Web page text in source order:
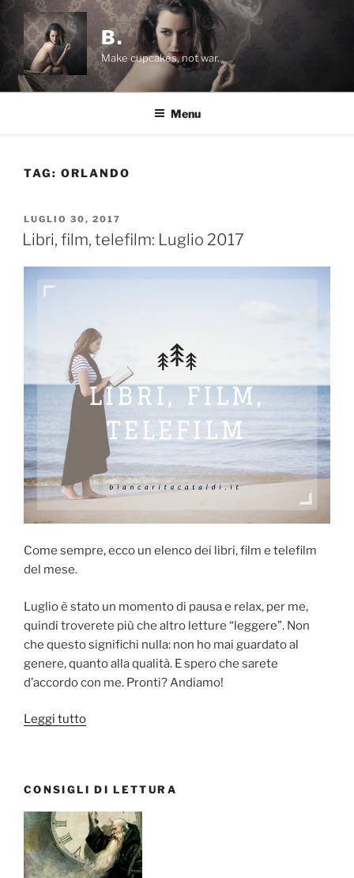
Salta
contenuto
B.
Make cupcakes, not war.
Menu
TAG: ORLANDO
PUBBLICATO
IL
LUGLIO 30, 2017
Libri, film, telefilm: Luglio 2017
Come sempre, ecco un elenco dei libri, film e telefilm
del mese.
Luglio è stato un momento di pausa e relax, per me,
quindi troverete più che altro letture “leggere”. Non
che questo significhi nulla: non ho mai guardato al
genere, quanto alla qualità. E spero che sarete
d’accordo con me. Pronti? Andiamo!
Leggi tutto“Libri,
2017”
CONSIGLI DI LETTURA